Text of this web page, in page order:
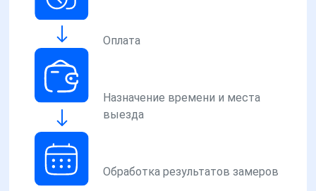
Оплата
Назначение времени и места
выезда
Обработка результатов замеров